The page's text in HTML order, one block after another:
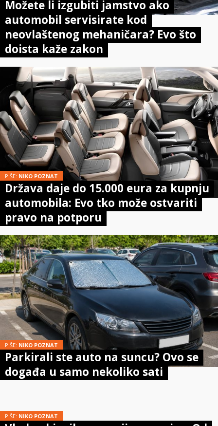
Možete li izgubiti jamstvo ako
automobil servisirate kod
neovlaštenog mehaničara? Evo što
doista kaže zakon
PIŠE: NIKO POZNAT
Država daje do 15.000 eura za kupnju
automobila: Evo tko može ostvariti
pravo na potporu
PIŠE: NIKO POZNAT
Parkirali ste auto na suncu? Ovo se
događa u samo nekoliko sati
PIŠE: NIKO POZNAT